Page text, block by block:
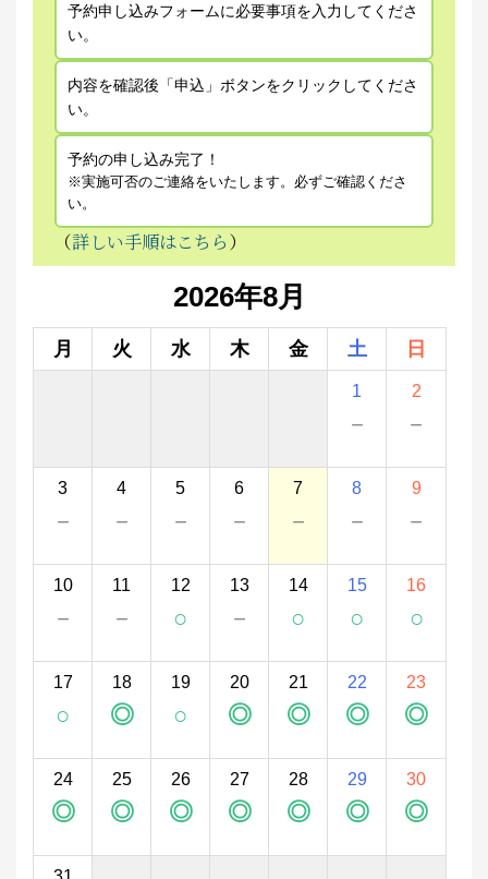
予約申し込みフォームに必要事項を入力してくださ
い。
内容を確認後「申込」ボタンをクリックしてくださ
い。
予約の申し込み完了！
※実施可否のご連絡をいたします。必ずご確認くださ
い。
（詳しい手順はこちら）
2026年8月
月 火 水 木 金 土 日
1
－
2
－
3
－
4
－
5
－
6
－
7
－
8
－
9
－
10
－
11
－
12
○
13
－
14
○
15
○
16
○
17
○
18
◎
19
○
20
◎
21
◎
22
◎
23
◎
24
◎
25
◎
26
◎
27
◎
28
◎
29
◎
30
◎